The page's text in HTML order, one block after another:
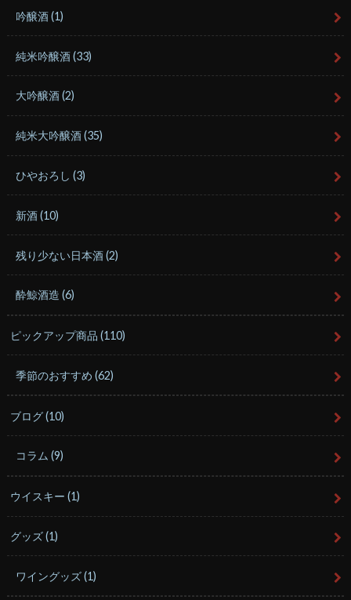
吟醸酒(1)
純米吟醸酒(33)
大吟醸酒(2)
純米大吟醸酒(35)
ひやおろし(3)
新酒(10)
残り少ない日本酒(2)
酔鯨酒造(6)
ピックアップ商品(110)
季節のおすすめ(62)
ブログ(10)
コラム(9)
ウイスキー(1)
グッズ(1)
ワイングッズ(1)